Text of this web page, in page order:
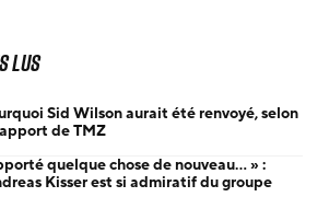
lus
Sid Wilson aurait été renvoyé, selon
de TMZ
quelque chose de nouveau… » :
Kisser est si admiratif du groupe